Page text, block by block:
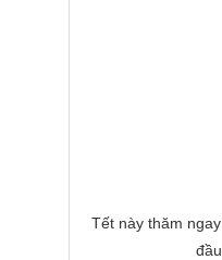
Tết này thăm